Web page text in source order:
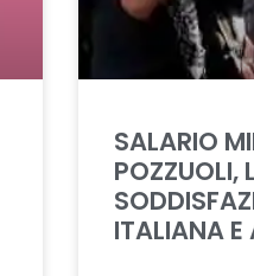
SALARIO
POZZUOLI,
ITALIANA E